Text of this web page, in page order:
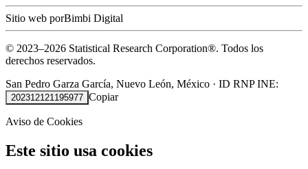
Sitio web porBimbi Digital
© 2023–2026 Statistical Research Corporation®. Todos los
derechos reservados.
San Pedro Garza García, Nuevo León, México · ID RNP INE:
202312121195977 Copiar
Aviso de Cookies
Este sitio usa cookies